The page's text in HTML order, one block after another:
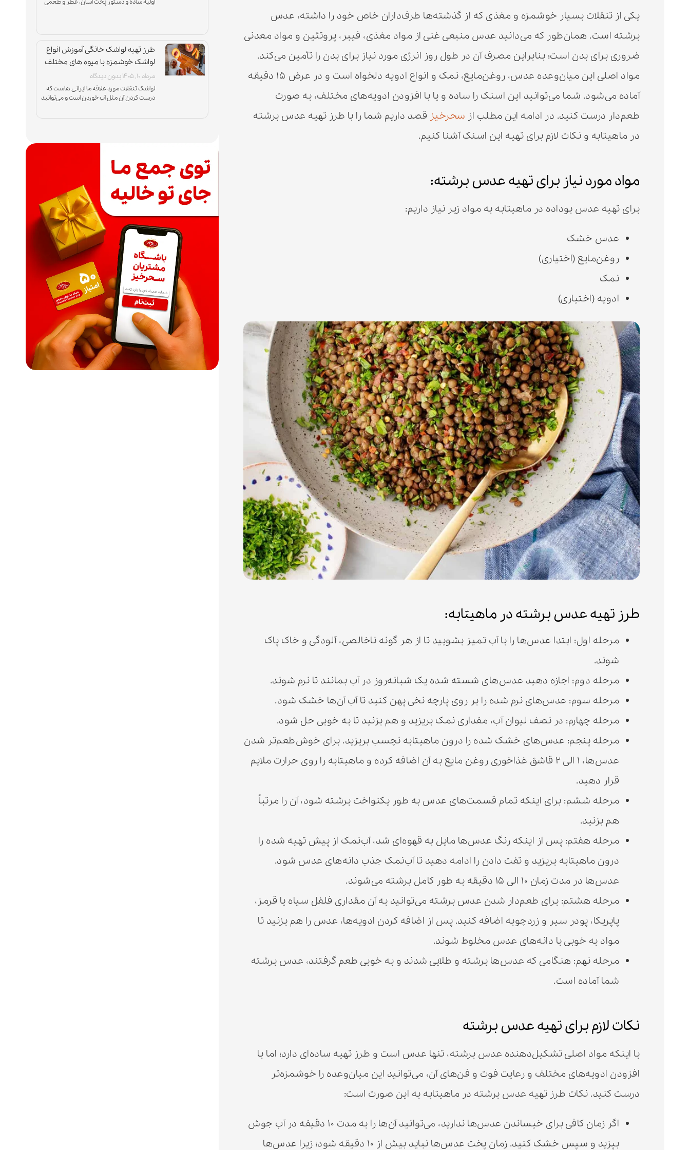
یکی از تنقلات بسیار خوشمزه و مغذی که از گذشته‌ها طرف‌داران خاص خود را داشته، عدس
برشته است. همان‌طور که می‌دانید عدس منبعی غنی از مواد مغذی، فیبر، پروتئین و مواد معدنی
ضروری برای بدن است؛ بنابراین مصرف آن در طول روز انرژی مورد نیاز برای بدن را تأمین می‌کند.
مواد اصلی این میان‌وعده عدس، روغن‌مایع، نمک و انواع ادویه دلخواه است و در عرض ۱۵ دقیقه
آماده می‌شود. شما می‌توانید این اسنک را ساده و یا با افزودن ادویه‌های مختلف، به صورت
طعم‌دار درست کنید. در ادامه این مطلب از سحرخیز قصد داریم شما را با طرز تهیه عدس برشته
در ماهیتابه و نکات لازم برای تهیه این اسنک آشنا کنیم.
مواد مورد نیاز برای تهیه عدس برشته:
برای تهیه عدس بوداده در ماهیتابه به مواد زیر نیاز داریم:
عدس خشک
روغن‌مایع (اختیاری)
نمک
ادویه (اختیاری)
طرز تهیه عدس برشته در ماهیتابه:
مرحله اول: ابتدا عدس‌ها را با آب تمیز بشویید تا از هر گونه ناخالصی، آلودگی و خاک پاک
شوند.
مرحله دوم: اجازه دهید عدس‌های شسته شده یک شبانه‌روز در آب بمانند تا نرم شوند.
مرحله سوم: عدس‌های نرم شده را بر روی پارچه نخی پهن کنید تا آب آن‌ها خشک شود.
مرحله چهارم: در نصف لیوان آب، مقداری نمک بریزید و هم بزنید تا به خوبی حل شود.
مرحله پنجم: عدس‌های خشک شده را درون ماهیتابه نچسب بریزید. برای خوش‌طعم‌تر شدن
عدس‌ها، ۱ الی ۲ قاشق غذاخوری روغن مایع به آن اضافه کرده و ماهیتابه را روی حرارت ملایم
قرار دهید.
مرحله ششم: برای اینکه تمام قسمت‌های عدس به طور یکنواخت برشته شود، آن را مرتباً
هم بزنید.
مرحله هفتم: پس از اینکه رنگ عدس‌ها مایل به قهوه‌ای شد، آب‌نمک از پیش تهیه شده را
درون ماهیتابه بریزید و تفت دادن را ادامه دهید تا آب‌نمک جذب دانه‌های عدس شود.
عدس‌ها در مدت زمان ۱۰ الی ۱۵ دقیقه به طور کامل برشته می‌شوند.
مرحله هشتم: برای طعم‌دار شدن عدس برشته می‌توانید به آن مقداری فلفل سیاه یا قرمز،
پاپریکا، پودر سیر و زردچوبه اضافه کنید. پس از اضافه کردن ادویه‌ها، عدس را هم بزنید تا
مواد به خوبی با دانه‌های عدس مخلوط شوند.
مرحله نهم: هنگامی که عدس‌ها برشته و طلایی شدند و به خوبی طعم گرفتند، عدس برشته
شما آماده است.
نکات لازم برای تهیه عدس برشته
با اینکه مواد اصلی تشکیل‌دهنده عدس برشته، تنها عدس است و طرز تهیه ساده‌ای دارد؛ اما با
افزودن ادویه‌های مختلف و رعایت فوت و فن‌های آن، می‌توانید این میان‌وعده را خوشمزه‌تر
درست کنید. نکات طرز تهیه عدس برشته در ماهیتابه به این صورت است:
اگر زمان کافی برای خیساندن عدس‌ها ندارید، می‌توانید آن‌ها را به مدت ۱۰ دقیقه در آب جوش
بپزید و سپس خشک کنید. زمان پخت عدس‌ها نباید بیش از ۱۰ دقیقه شود؛ زیرا عدس‌ها
طرز تهیه لواشک خانگی آموزش انواع
لواشک خوشمزه با میوه های مختلف
مرداد ۱۰, ۱۴۰۵
بدون دیدگاه
لواشک تنقلات مورد علاقه ما ایرانی هاست که
درست کردن آن مثل آب خوردن است و می‌توانید